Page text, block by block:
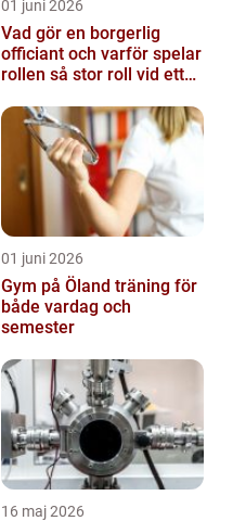
01 juni 2026
Vad gör en borgerlig
officiant och varför spelar
rollen så stor roll vid ett
01 juni 2026
Gym på Öland träning för
både vardag och
semester
16 maj 2026